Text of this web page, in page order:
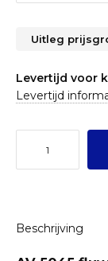
Uitleg
Levertijd voor
Levertijd
Beschrijving